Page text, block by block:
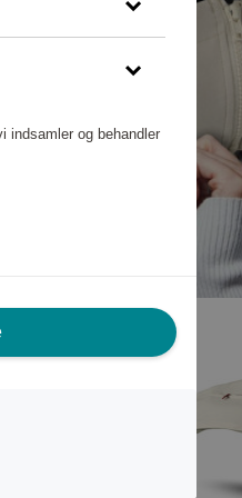
indsamler og behandler